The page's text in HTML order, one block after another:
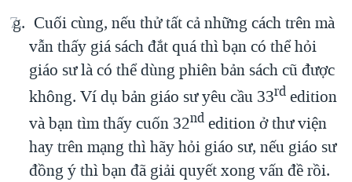
Cuối cùng, nếu thử tất cả những cách trên mà
vẫn thấy giá sách đắt quá thì bạn có thể hỏi
giáo sư là có thể dùng phiên bản sách cũ được
không. Ví dụ bản giáo sư yêu cầu 33rd edition
và bạn tìm thấy cuốn 32nd edition ở thư viện
hay trên mạng thì hãy hỏi giáo sư, nếu giáo sư
đồng ý thì bạn đã giải quyết xong vấn đề rồi.